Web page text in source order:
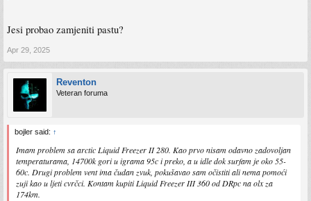
Jesi probao zamjeniti pastu?
Apr 29, 2025
Reventon
Veteran foruma
bojler said: ↑
Imam problem sa arctic Liquid Freezer II 280. Kao prvo nisam odavno zadovoljan
temperaturama, 14700k gori u igrama 95c i preko, a u idle dok surfam je oko 55-
60c. Drugi problem vent ima čudan zvuk, pokušavao sam očistiti ali nema pomoći
zuji kao u ljeti cvrčci. Kontam kupiti Liquid Freezer III 360 od DRpc na olx za
174km.